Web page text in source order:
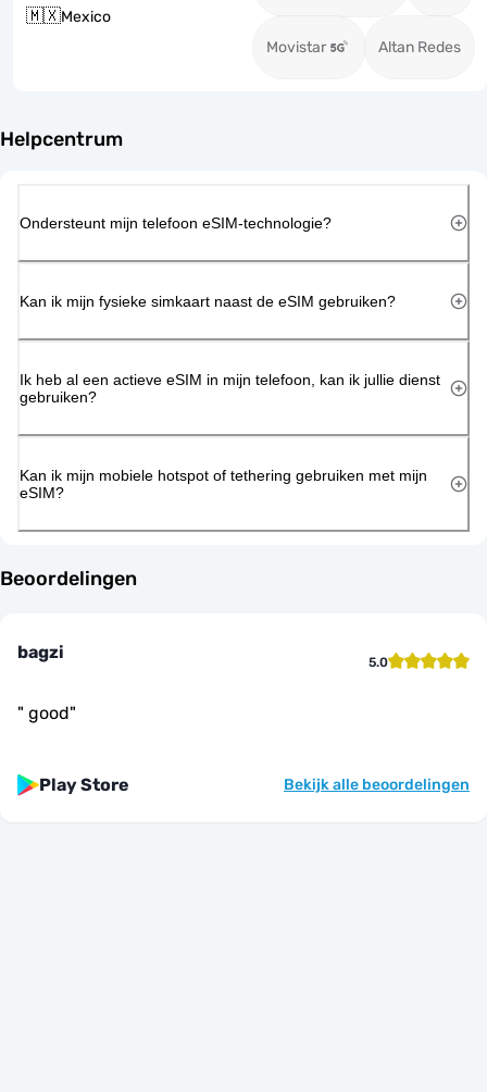
🇲🇽Mexico
Movistar Altan Redes
Helpcentrum
Ondersteunt mijn telefoon eSIM-technologie?
Kan ik mijn fysieke simkaart naast de eSIM gebruiken?
Ik heb al een actieve eSIM in mijn telefoon, kan ik jullie dienst
gebruiken?
Kan ik mijn mobiele hotspot of tethering gebruiken met mijn
eSIM?
Beoordelingen
bagzi 5.0
" good"
Play Store Bekijk alle beoordelingen